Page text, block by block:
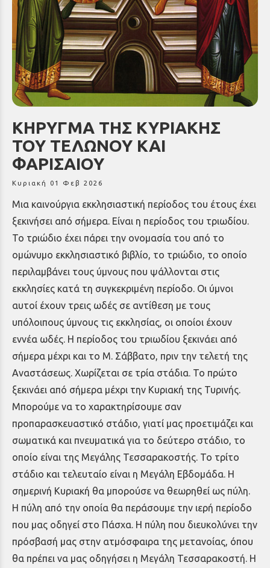
ΚΗΡΥΓΜΑ ΤΗΣ ΚΥΡΙΑΚΗΣ
ΤΟΥ ΤΕΛΩΝΟΥ ΚΑΙ
ΦΑΡΙΣΑΙΟΥ
Κυριακή 01 Φεβ 2026
Μια καινούργια εκκλησιαστική περίοδος του έτους έχει
ξεκινήσει από σήμερα. Είναι η περίοδος του τριωδίου.
Το τριώδιο έχει πάρει την ονομασία του από το
ομώνυμο εκκλησιαστικό βιβλίο, το τριώδιο, το οποίο
περιλαμβάνει τους ύμνους που ψάλλονται στις
εκκλησίες κατά τη συγκεκριμένη περίοδο. Οι ύμνοι
αυτοί έχουν τρεις ωδές σε αντίθεση με τους
υπόλοιπους ύμνους τις εκκλησίας, οι οποίοι έχουν
εννέα ωδές. Η περίοδος του τριωδίου ξεκινάει από
σήμερα μέχρι και το Μ. Σάββατο, πριν την τελετή της
Αναστάσεως. Χωρίζεται σε τρία στάδια. Το πρώτο
ξεκινάει από σήμερα μέχρι την Κυριακή της Τυρινής.
Μπορούμε να το χαρακτηρίσουμε σαν
προπαρασκευαστικό στάδιο, γιατί μας προετιμάζει και
σωματικά και πνευματικά για το δεύτερο στάδιο, το
οποίο είναι της Μεγάλης Τεσσαρακοστής. Το τρίτο
στάδιο και τελευταίο είναι η Μεγάλη Εβδομάδα. Η
σημερινή Κυριακή θα μπορούσε να θεωρηθεί ως πύλη.
Η πύλη από την οποία θα περάσουμε την ιερή περίοδο
που μας οδηγεί στο Πάσχα. Η πύλη που διευκολύνει την
πρόσβασή μας στην ατμόσφαιρα της μετανοίας, όπου
θα πρέπει να μας οδηγήσει η Μεγάλη Τεσσαρακοστή. Η